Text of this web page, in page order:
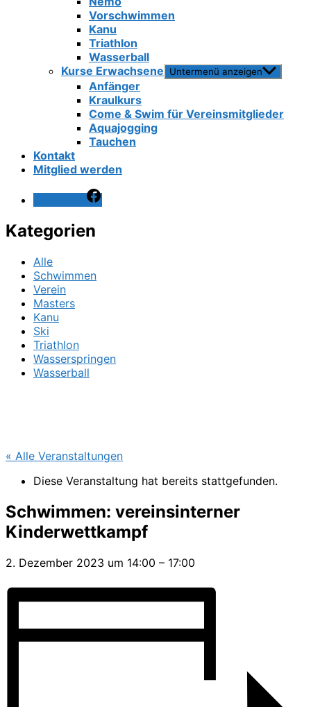
Vorschwimmen
Kanu
Triathlon
Wasserball
Kurse Erwachsene
Untermenü anzeigen
Anfänger
Kraulkurs
Come & Swim für Vereinsmitglieder
Aquajogging
Tauchen
Kontakt
Mitglied werden
Kategorien
Alle
Schwimmen
Verein
Masters
Kanu
Ski
Triathlon
Wasserspringen
Wasserball
« Alle Veranstaltungen
Diese Veranstaltung hat bereits stattgefunden.
Schwimmen: vereinsinterner
Kinderwettkampf
2. Dezember 2023 um 14:00 – 17:00